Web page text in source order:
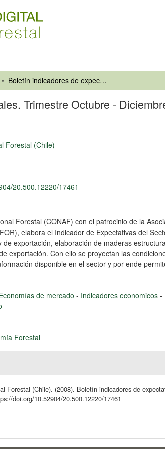
Boletín indicadores de expectativas sectoriales. Trimestre Octubre - Diciembre 2008
Trimestre Octubre -
Forestal (Chile)
20.500.12220/17461
Forestal (CONAF) con el patrocinio de la
elabora el Indicador de Expectativas del
exportación, elaboración de maderas
exportación. Con ello se proyectan las
disponible en el sector y por ende
de mercado - Indicadores economicos -
Forestal
Forestal (Chile). (2008). Boletín indicadores de
doi.org/10.52904/20.500.12220/17461